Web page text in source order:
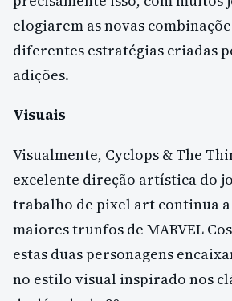
elogiarem as novas
diferentes estratégias criadas
adições.
Visuais
Visualmente, Cyclops & The
excelente direção artística do
trabalho de pixel art continua a
maiores trunfos de MARVEL
estas duas personagens
no estilo visual inspirado nos